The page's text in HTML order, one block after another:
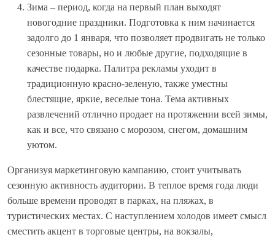
Зима – период, когда на первый план выходят
новогодние праздники. Подготовка к ним начинается
задолго до 1 января, что позволяет продвигать не только
сезонные товары, но и любые другие, подходящие в
качестве подарка. Палитра рекламы уходит в
традиционную красно-зеленую, также уместны
блестящие, яркие, веселые тона. Тема активных
развлечений отлично продает на протяжении всей зимы,
как и все, что связано с морозом, снегом, домашним
уютом.
Организуя маркетинговую кампанию, стоит учитывать
сезонную активность аудитории. В теплое время года люди
больше времени проводят в парках, на пляжах, в
туристических местах. С наступлением холодов имеет смысл
сместить акцент в торговые центры, на вокзалы,